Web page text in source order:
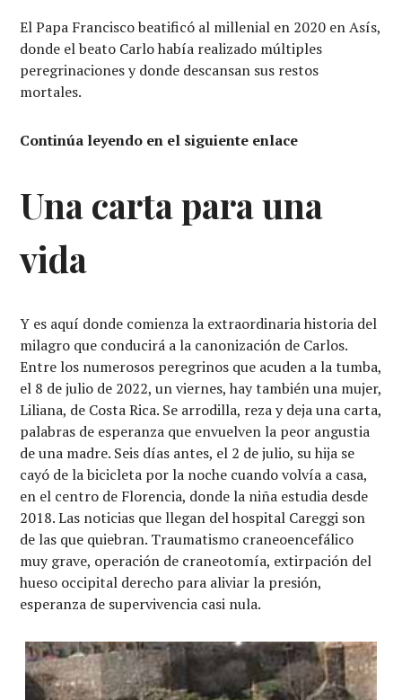
El Papa Francisco beatificó al millenial en 2020 en Asís,
donde el beato Carlo había realizado múltiples
peregrinaciones y donde descansan sus restos
mortales.
Continúa leyendo en el siguiente enlace
Una carta para una
vida
Y es aquí donde comienza la extraordinaria historia del
milagro que conducirá a la canonización de Carlos.
Entre los numerosos peregrinos que acuden a la tumba,
el 8 de julio de 2022, un viernes, hay también una mujer,
Liliana, de Costa Rica. Se arrodilla, reza y deja una carta,
palabras de esperanza que envuelven la peor angustia
de una madre. Seis días antes, el 2 de julio, su hija se
cayó de la bicicleta por la noche cuando volvía a casa,
en el centro de Florencia, donde la niña estudia desde
2018. Las noticias que llegan del hospital Careggi son
de las que quiebran. Traumatismo craneoencefálico
muy grave, operación de craneotomía, extirpación del
hueso occipital derecho para aliviar la presión,
esperanza de supervivencia casi nula.